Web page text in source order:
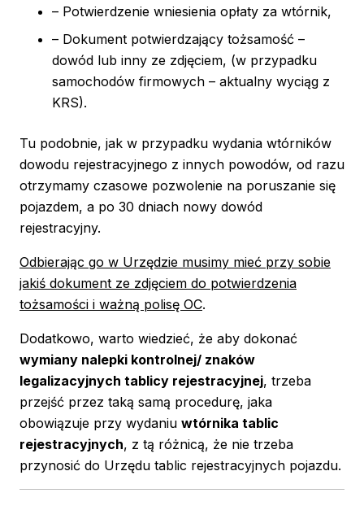
– Potwierdzenie wniesienia opłaty za wtórnik,
– Dokument potwierdzający tożsamość –
dowód lub inny ze zdjęciem, (w przypadku
samochodów firmowych – aktualny wyciąg z
KRS).
Tu podobnie, jak w przypadku wydania wtórników
dowodu rejestracyjnego z innych powodów, od razu
otrzymamy czasowe pozwolenie na poruszanie się
pojazdem, a po 30 dniach nowy dowód
rejestracyjny.
Odbierając go w Urzędzie musimy mieć przy sobie
jakiś dokument ze zdjęciem do potwierdzenia
tożsamości i ważną polisę OC.
Dodatkowo, warto wiedzieć, że aby dokonać
wymiany nalepki kontrolnej/ znaków
legalizacyjnych tablicy rejestracyjnej, trzeba
przejść przez taką samą procedurę, jaka
obowiązuje przy wydaniu wtórnika tablic
rejestracyjnych, z tą różnicą, że nie trzeba
przynosić do Urzędu tablic rejestracyjnych pojazdu.